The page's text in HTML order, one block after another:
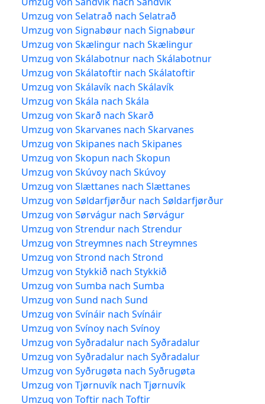
Umzug von Selatrað nach Selatrað
Umzug von Signabøur nach Signabøur
Umzug von Skælingur nach Skælingur
Umzug von Skálabotnur nach Skálabotnur
Umzug von Skálatoftir nach Skálatoftir
Umzug von Skálavík nach Skálavík
Umzug von Skála nach Skála
Umzug von Skarð nach Skarð
Umzug von Skarvanes nach Skarvanes
Umzug von Skipanes nach Skipanes
Umzug von Skopun nach Skopun
Umzug von Skúvoy nach Skúvoy
Umzug von Slættanes nach Slættanes
Umzug von Søldarfjørður nach Søldarfjørður
Umzug von Sørvágur nach Sørvágur
Umzug von Strendur nach Strendur
Umzug von Streymnes nach Streymnes
Umzug von Strond nach Strond
Umzug von Stykkið nach Stykkið
Umzug von Sumba nach Sumba
Umzug von Sund nach Sund
Umzug von Svínáir nach Svínáir
Umzug von Svínoy nach Svínoy
Umzug von Syðradalur nach Syðradalur
Umzug von Syðradalur nach Syðradalur
Umzug von Syðrugøta nach Syðrugøta
Umzug von Tjørnuvík nach Tjørnuvík
Umzug von Toftir nach Toftir